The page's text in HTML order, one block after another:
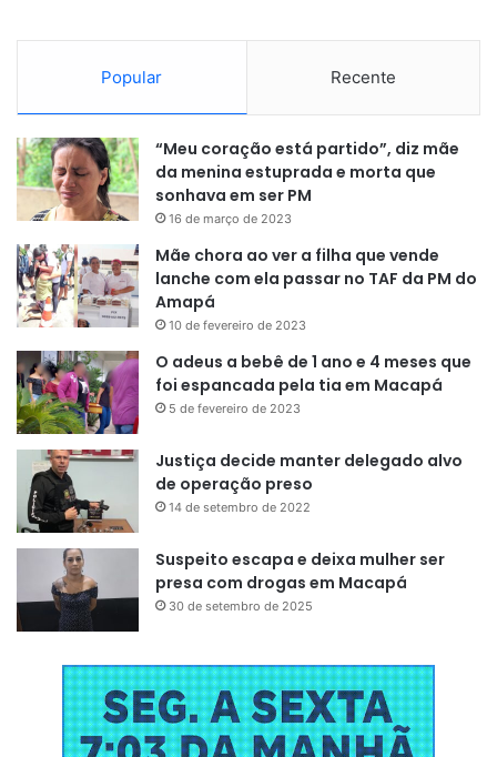
Popular Recente
“Meu coração está partido”, diz mãe
da menina estuprada e morta que
sonhava em ser PM
16 de março de 2023
Mãe chora ao ver a filha que vende
lanche com ela passar no TAF da PM do
Amapá
10 de fevereiro de 2023
O adeus a bebê de 1 ano e 4 meses que
foi espancada pela tia em Macapá
5 de fevereiro de 2023
Justiça decide manter delegado alvo
de operação preso
14 de setembro de 2022
Suspeito escapa e deixa mulher ser
presa com drogas em Macapá
30 de setembro de 2025